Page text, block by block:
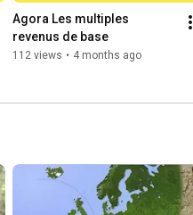
Agora Les multiples
revenus de base
112 views • 4 months ago